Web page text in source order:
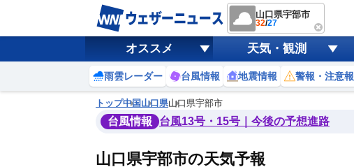
山口県宇部市
32/27
オススメ 天気・観測
雨雲レーダー 台風情報 地震情報 警報・注意報
トップ中国 山口県山口県宇部市
台風情報 台風13号・15号｜今後の予想進路
山口県宇部市の天気予報